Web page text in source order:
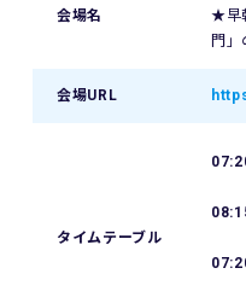
会場名
★早
門
会場URL
タイムテーブル